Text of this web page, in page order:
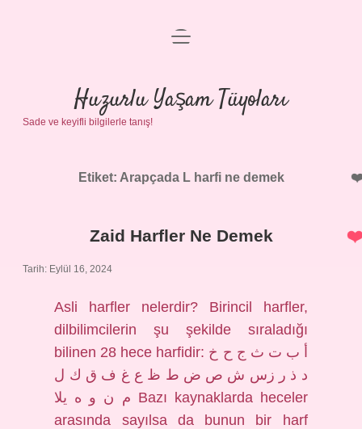
Anasayfa
Gizlilik Politikası
Yasal Uyarı
menüyü
Huzurlu Yaşam Tüyoları
Sade ve keyifli bilgilerle tanış!
Etiket: Arapçada L harfi ne demek
Zaid Harfler Ne Demek
Tarih: Eylül 16, 2024
Asli harfler nelerdir? Birincil harfler,
dilbilimcilerin şu şekilde sıraladığı
bilinen 28 hece harfidir: أ ب ت ث ج ح خ
د ذ ر زس ش ص ض ط ظ ع غ ف ق ك ل
م ن و ه يلا Bazı kaynaklarda heceler
arasında sayılsa da bunun bir harf